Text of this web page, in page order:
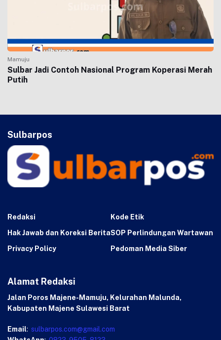
Mamuju
Sulbar Jadi Contoh Nasional Program Koperasi Merah
Putih
Sulbarpos
Redaksi
Kode Etik
Hak Jawab dan Koreksi BeritaSOP Perlindungan Wartawan
Privacy Policy
Pedoman Media Siber
Alamat Redaksi
Jalan Poros Majene-Mamuju, Kelurahan Malunda,
Kabupaten Majene Sulawesi Barat
Email: sulbarpos.com@gmail.com